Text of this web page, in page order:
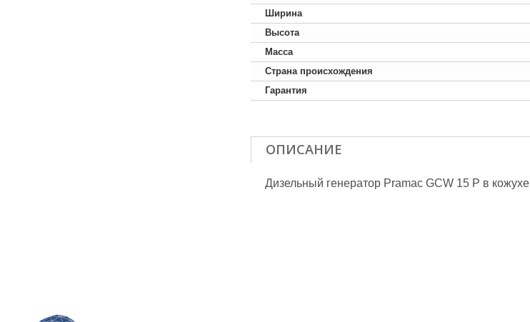
Ширина
Высота
Масса
Страна происхождения
Гарантия
ОПИСАНИЕ
Дизельный генератор Pramac GСW 15 P в кожухе